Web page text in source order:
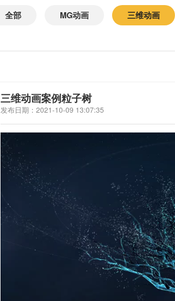
全部 MG动画 三维动画
三维动画案例粒子树
发布日期：2021-10-09 13:07:35